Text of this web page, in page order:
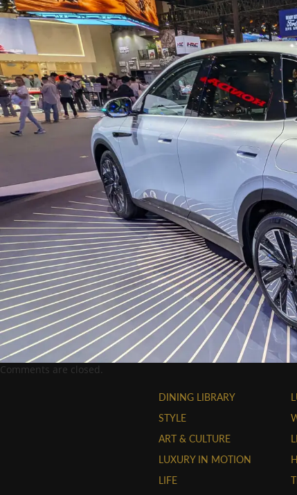
Comments are closed.
DINING LIBRARY
STYLE
ART & CULTURE
LUXURY IN MOTION
LIFE